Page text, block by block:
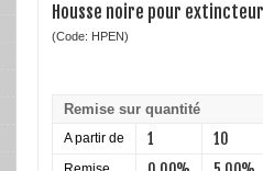
Housse noire pour
(Code: HPEN)
Remise sur quantité
A partir de 1 10